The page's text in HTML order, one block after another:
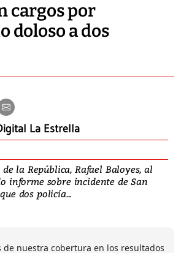
cargos por
doloso a dos
La Estrella
la República, Rafael Baloyes, al
informe sobre incidente de San
dos policía...
de nuestra cobertura en los resultados